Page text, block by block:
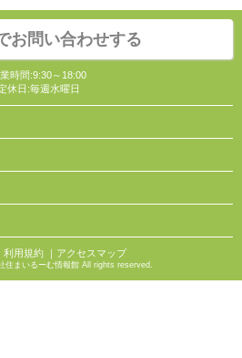
お問い合わせする
時間:9:30～18:00
休日:毎週水曜日
利用規約｜ アクセスマップ
住まいるーむ情報館 All rights reserved.